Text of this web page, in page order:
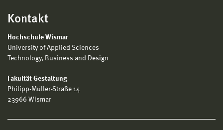
Kontakt
Hochschule Wismar
University of Applied Sciences
Technology, Business and Design
Fakultät Gestaltung
Philipp-Müller-Straße 14
23966 Wismar